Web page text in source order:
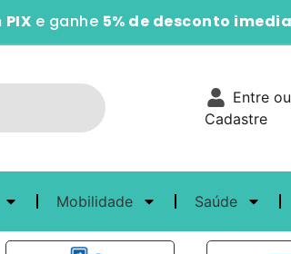
ganhe5% de desconto imediato!
Entre ou
Cadastre
Mobilidade Saúde